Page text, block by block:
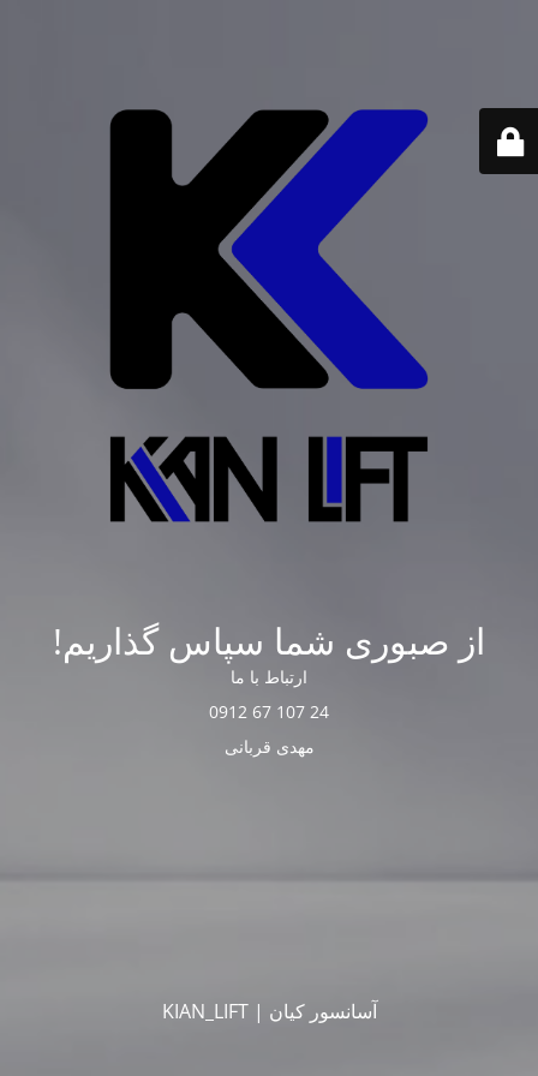
از صبوری شما سپاس گذاریم!
ارتباط با ما
24 107 67 0912
مهدی قربانی
آسانسور کیان | KIAN_LIFT